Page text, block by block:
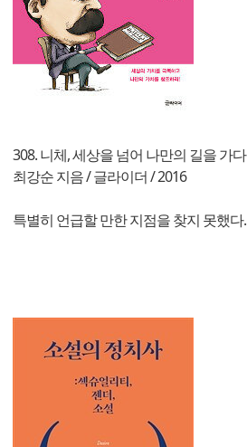
308. 니체, 세상을 넘어 나만의 길을 가다
최강순 지음 / 글라이더 / 2016
특별히 언급할 만한 지점을 찾지 못했다.